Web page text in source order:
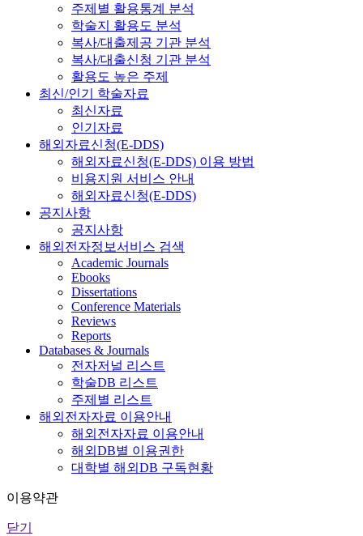
주제별 활용통계 분석
학술지 활용도 분석
복사/대출제공 기관 분석
복사/대출신청 기관 분석
활용도 높은 주제
최신/인기 학술자료
최신자료
인기자료
해외자료신청(E-DDS)
해외자료신청(E-DDS) 이용 방법
비용지원 서비스 안내
해외자료신청(E-DDS)
공지사항
공지사항
해외전자정보서비스 검색
Academic Journals
Ebooks
Dissertations
Conference Materials
Reviews
Reports
Databases & Journals
전자저널 리스트
학술DB 리스트
주제별 리스트
해외전자자료 이용안내
해외전자자료 이용안내
해외DB별 이용권한
대학별 해외DB 구독현황
이용약관
닫기